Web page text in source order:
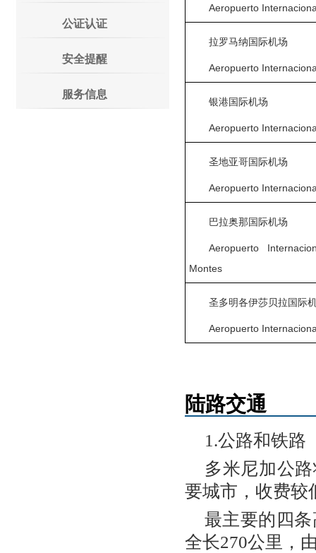
公证认证
安全提醒
服务信息
Aeropuerto
拉罗马纳国际机场
Aeropuerto
银港国际机场
Aeropuerto
圣地亚哥国际机场
Aeropuerto
巴拉奥那国际机场
Aeropuerto
Montes
圣多明各伊莎贝拉国际
Aeropuerto
陆路交通
1.公路和铁路
多米尼加公
要城市，收费较
最主要的四
全长270公里，